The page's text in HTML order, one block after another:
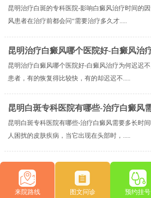
昆明治疗白斑的专科医院-影响白癜风治疗时间的
风患者在治疗前都会问“需要治疗多久才.....
昆明治疗白癜风哪个医院好-白癜风治
昆明治疗白癜风哪个医院好-白癜风治疗为何迟迟
患者，有的恢复得比较快，有的却迟迟不.....
昆明白斑专科医院有哪些-治疗白癜风
昆明白斑专科医院有哪些-治疗白癜风需要多长时
人困扰的皮肤疾病，当它出现在头部时，.....
来院路线 图文问诊 预约挂号